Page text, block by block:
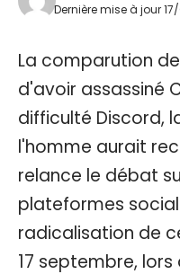
Dernière mise à jour
La comparution
d'avoir assassiné
difficulté Discord,
l'homme aurait
relance le débat
plateformes
radicalisation de
17 septembre,